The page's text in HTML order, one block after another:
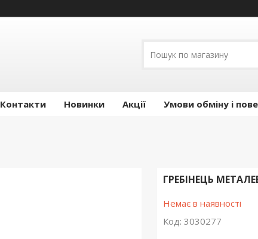
Контакти Новинки Акції Умови обміну і
ГРЕБІНЕЦЬ
Немає в наявності
Код: 3030277